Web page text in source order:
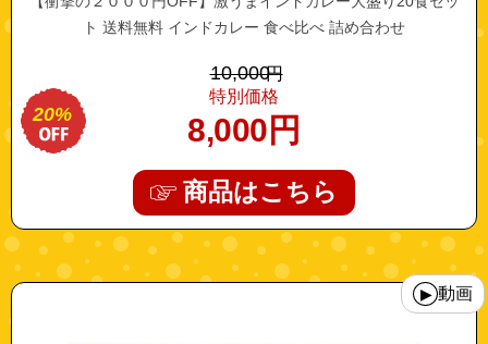
ト 送料無料 インドカレー 食べ比べ 詰め合わせ
10,000円
特別価格
8,000 円
20%
商品はこちら
"10003842"
▶ 動画